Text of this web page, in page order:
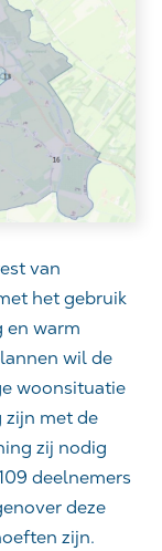
van
het gebruik
en warm
wil de
woonsituatie
zijn met de
zij nodig
deelnemers
deze
zijn.